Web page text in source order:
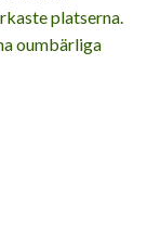
platserna.
oumbärliga